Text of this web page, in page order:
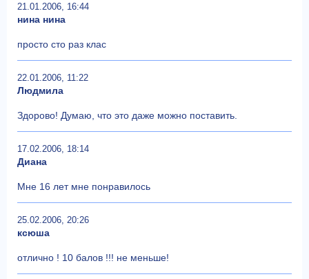
21.01.2006, 16:44
нина нина
просто сто раз клас
22.01.2006, 11:22
Людмила
Здорово! Думаю, что это даже можно поставить.
17.02.2006, 18:14
Диана
Мне 16 лет мне понравилось
25.02.2006, 20:26
ксюша
отлично ! 10 балов !!! не меньше!